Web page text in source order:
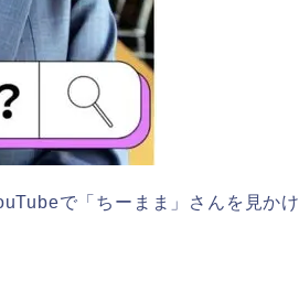
で「ちーまま」さんを見かけ